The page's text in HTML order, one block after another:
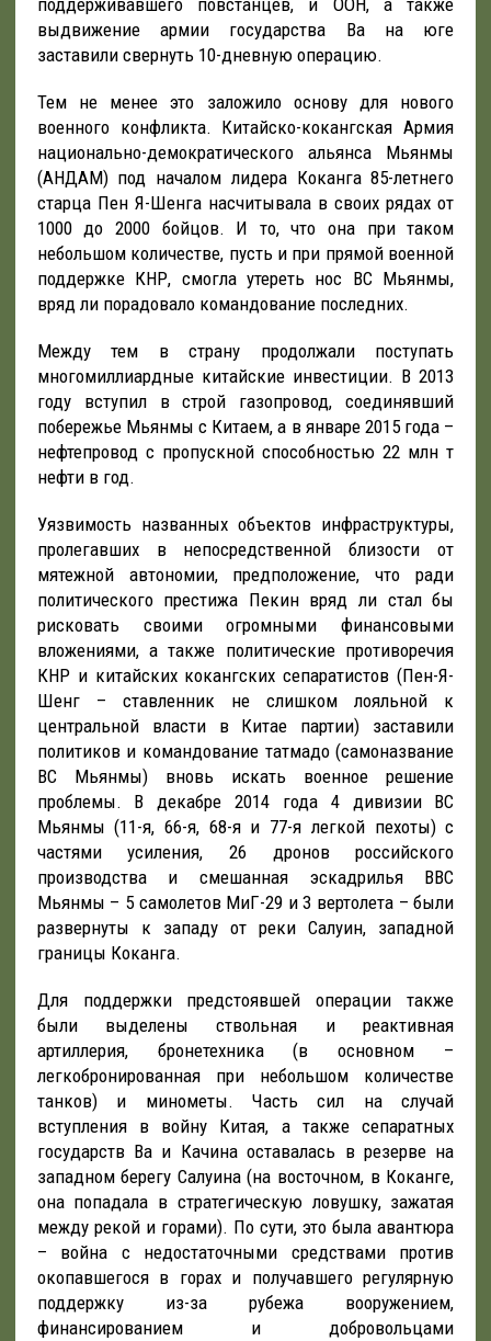
поддерживавшего повстанцев, и ООН, а также
выдвижение армии государства Ва на юге
заставили свернуть 10-дневную операцию.
Тем не менее это заложило основу для нового
военного конфликта. Китайско-кокангская Армия
национально-демократического альянса Мьянмы
(АНДАМ) под началом лидера Коканга 85-летнего
старца Пен Я-Шенга насчитывала в своих рядах от
1000 до 2000 бойцов. И то, что она при таком
небольшом количестве, пусть и при прямой военной
поддержке КНР, смогла утереть нос ВС Мьянмы,
вряд ли порадовало командование последних.
Между тем в страну продолжали поступать
многомиллиардные китайские инвестиции. В 2013
году вступил в строй газопровод, соединявший
побережье Мьянмы с Китаем, а в январе 2015 года –
нефтепровод с пропускной способностью 22 млн т
нефти в год.
Уязвимость названных объектов инфраструктуры,
пролегавших в непосредственной близости от
мятежной автономии, предположение, что ради
политического престижа Пекин вряд ли стал бы
рисковать своими огромными финансовыми
вложениями, а также политические противоречия
КНР и китайских кокангских сепаратистов (Пен-Я-
Шенг – ставленник не слишком лояльной к
центральной власти в Китае партии) заставили
политиков и командование татмадо (самоназвание
ВС Мьянмы) вновь искать военное решение
проблемы. В декабре 2014 года 4 дивизии ВС
Мьянмы (11-я, 66-я, 68-я и 77-я легкой пехоты) с
частями усиления, 26 дронов российского
производства и смешанная эскадрилья ВВС
Мьянмы – 5 самолетов МиГ-29 и 3 вертолета – были
развернуты к западу от реки Салуин, западной
границы Коканга.
Для поддержки предстоявшей операции также
были выделены ствольная и реактивная
артиллерия, бронетехника (в основном –
легкобронированная при небольшом количестве
танков) и минометы. Часть сил на случай
вступления в войну Китая, а также сепаратных
государств Ва и Качина оставалась в резерве на
западном берегу Салуина (на восточном, в Коканге,
она попадала в стратегическую ловушку, зажатая
между рекой и горами). По сути, это была авантюра
– война с недостаточными средствами против
окопавшегося в горах и получавшего регулярную
поддержку из-за рубежа вооружением,
финансированием и добровольцами